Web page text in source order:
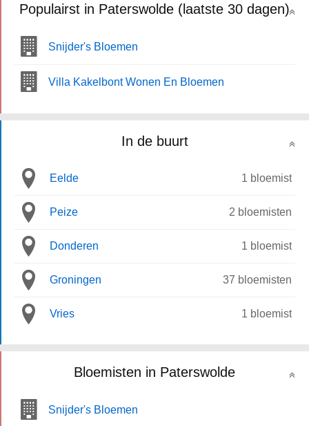
Populairst in Paterswolde (laatste 30 dagen)
Snijder's Bloemen
Villa Kakelbont Wonen En Bloemen
In de buurt
Eelde 1 bloemist
Peize 2 bloemisten
Donderen 1 bloemist
Groningen 37 bloemisten
Vries 1 bloemist
Bloemisten in Paterswolde
Snijder's Bloemen